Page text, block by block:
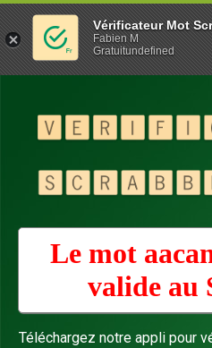
Le mot
valide au
Téléchargez notre appli pour
Vérificateur Mot
Fabien M
Gratuitundefined